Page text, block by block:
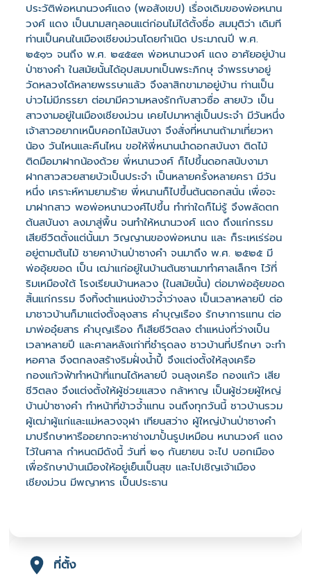
ประวัติพ่อหนานวงศ์แดง (พอสังเขป) เรื่องเดิมของพ่อหนาน
วงศ์ แดง เป็นนามสกุลอนแต่ก่อนไม่ได้ตั้งชื่อ สมมุติว่า เดิมที
ท่านเป็นคนในเมืองเชียงม่วนโดยกําเนิด ประมาณปี พ.ศ.
๒๕๑๖ จนถึง พ.ศ. ๒๔๕๔๓ พ่อหนานวงศ์ แดง อาศัยอยู่บ้าน
ป่าซางคํา ในสมัยนั้นได้อุปสมบทเป็นพระภิกษุ จําพรรษาอยู่
วัดหลวงได้หลายพรรษาแล้ว จึงลาสิกขามาอยู่บ้าน ท่านเป็น
บ่าวไม่มีภรรยา ต่อมามีความหลงรักกับสาวซื่อ สายบัว เป็น
สาวงามอยู่ในเมืองเชียงม่วน เคยไปมาหาสู่เป็นประจํา มีวันหนึ่ง
เจ้าสาวอยากเหน็บคอกไม้สบันงา จึงสั่งที่หนานถ้ามาเที่ยวหา
น้อง วันไหนและคืนไหน ขอให้พี่หนานนําดอกสบันงา ติดไม้
ติดมือมาฝากน้องด้วย พี่หนานวงศ์ ก็ไปขึ้นดอกสนับงามา
ฝากสาวสวยสายบัวเป็นประจํา เป็นหลายครั้งหลายครา มีวัน
หนึ่ง เคราะห์หามยามร้าย พี่หนานก็ไปขึ้นต้นตอกสนั่น เพื่อจะ
มาฝากสาว พอพ่อหนานวงศ์ไปขึ้น ทําท่าใดก็ไม่รู้ จึงพลัดตก
ต้นสบันงา ลงมาสู่พื้น จนทําให้หนานวงศ์ แดง ถึงแก่กรรม
เสียชีวิตตั้งแต่นั้นมา วิญญานของพ่อหนาน และ ก็ระเหเร่ร่อน
อยู่ตามต้นไม้ ชายคาบ้านป่าซางคํา จนมาถึง พ.ศ. ๒๕๒๕ มี
พ่ออุ้ยขอด เป็น เฒ่าแก่อยู่ในบ้านต้นซานมาทําศาลเล็กๆ ไว้ที่
ริมเหมืองใต้ โรงเรียนบ้านหลวง (ในสมัยนั้น) ต่อมาพ่ออุ้ยขอด
สิ้นแก่กรรม จึงทิ้งตําแหน่งข้าวจ้ำว่างลง เป็นเวลาหลายปี ต่อ
มาชาวบ้านก็มาแต่งตั้งลุงสาร คําบุญเรือง รักษาการแทน ต่อ
มาพ่ออุ๋ยสาร คําบุญเรือง ก็เสียชีวิตลง ตําแหน่งที่ว่างเป็น
เวลาหลายปี และศาลหลังเก่าที่ชํารุดลง ชาวบ้านที่ปรึกษา จะทํา
หอศาล จึงตกลงสร้างริมฝั่งน้ำปี้ จึงแต่งตั้งให้ลุงเครือ
กองแก้วฟ้าทำหน้าที่แทนได้หลายปี จนลุงเครือ กองแก้ว เสีย
ชีวิตลง จึงแต่งตั้งให้ผู้ช่วยแสวง กล้าหาญ เป็นผู้ช่วยผู้ใหญ่
บ้านป่าซางคํา ทําหน้าที่ข้าวจ้ำแทน จนถึงทุกวันนี้ ชาวบ้านรวม
ผู้เฒ่าผู้แก่และแม่หลวงจุฬา เทียนสว่าง ผู้ใหญ่บ้านป่าซางคำ
มาปรึกษาหารืออยากจะหาช่างมาปั้นรูปเหมือน หนานวงศ์ แดง
ไว้ในศาล กําหนดมีดังนี้ วันที่ ๒๑ กันยายน จะไป บอกเมือง
เพื่อรักษาบ้านเมืองให้อยู่เย็นเป็นสุข และไปเชิญเจ้าเมือง
เชียงม่วน มีพญาหาร เป็นประธาน
ที่ตั้ง